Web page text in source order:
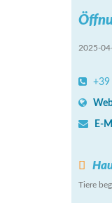
2025-
+39
E-
Tiere